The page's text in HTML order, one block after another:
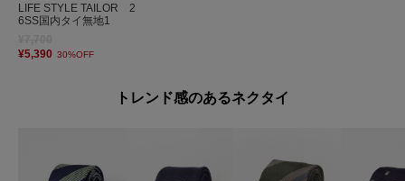
LIFE STYLE TAILOR 2
6SS国内タイ無地1
¥5,390 30%OFF
トレンド感のあるネクタイ